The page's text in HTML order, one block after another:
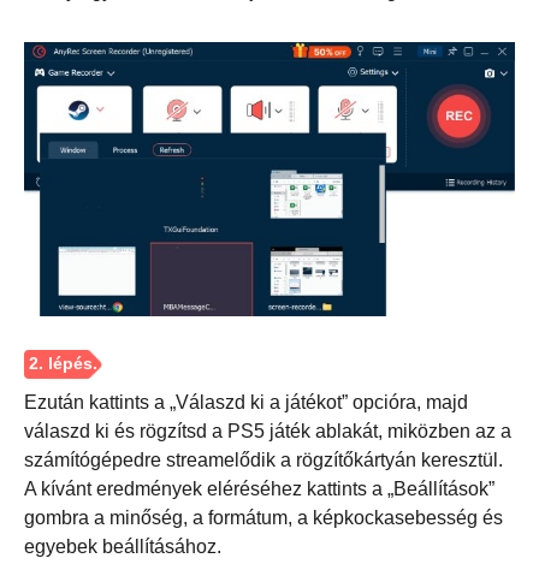
Ezután kattints a „Válaszd ki a játékot” opcióra, majd
válaszd ki és rögzítsd a PS5 játék ablakát, miközben az a
számítógépedre streamelődik a rögzítőkártyán keresztül.
A kívánt eredmények eléréséhez kattints a „Beállítások”
gombra a minőség, a formátum, a képkockasebesség és
egyebek beállításához.